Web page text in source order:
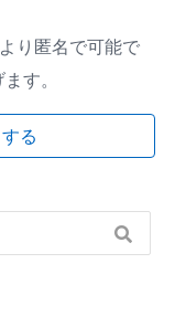
り匿名で可能で
す。
る